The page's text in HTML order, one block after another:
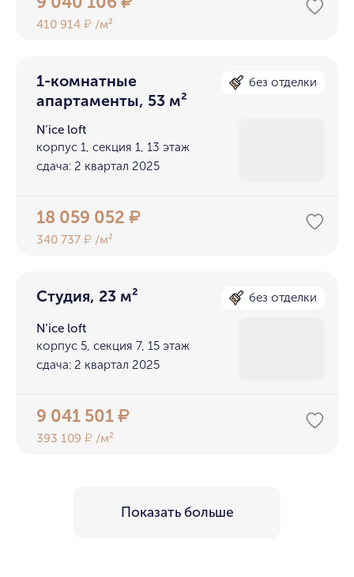
410 914₽ /м²
1-комнатные
апартаменты, 53 м²
без отделки
N’ice loft
корпус 1, секция 1, 13 этаж
сдача: 2 квартал 2025
18 059 052₽
340 737₽ /м²
Студия, 23 м² без отделки
N’ice loft
корпус 5, секция 7, 15 этаж
сдача: 2 квартал 2025
9 041 501₽
393 109₽ /м²
Показать больше